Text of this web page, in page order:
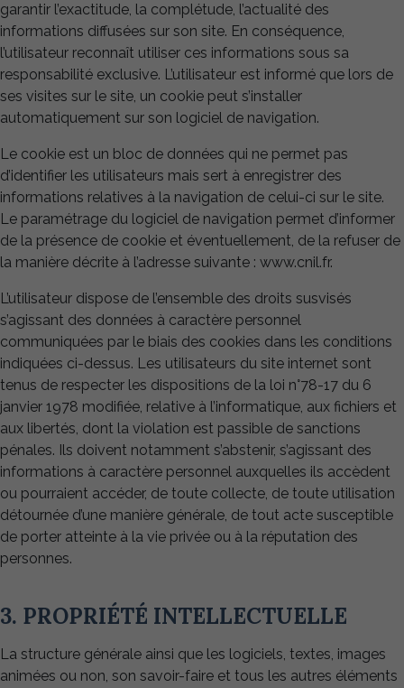
garantir l’exactitude, la complétude, l’actualité des
informations diffusées sur son site. En conséquence,
l’utilisateur reconnaît utiliser ces informations sous sa
responsabilité exclusive. L’utilisateur est informé que lors de
ses visites sur le site, un cookie peut s’installer
automatiquement sur son logiciel de navigation.
Le cookie est un bloc de données qui ne permet pas
d’identifier les utilisateurs mais sert à enregistrer des
informations relatives à la navigation de celui-ci sur le site.
Le paramétrage du logiciel de navigation permet d’informer
de la présence de cookie et éventuellement, de la refuser de
la manière décrite à l’adresse suivante : www.cnil.fr.
L’utilisateur dispose de l’ensemble des droits susvisés
s’agissant des données à caractère personnel
communiquées par le biais des cookies dans les conditions
indiquées ci-dessus. Les utilisateurs du site internet sont
tenus de respecter les dispositions de la loi n°78-17 du 6
janvier 1978 modifiée, relative à l’informatique, aux fichiers et
aux libertés, dont la violation est passible de sanctions
pénales. Ils doivent notamment s’abstenir, s’agissant des
informations à caractère personnel auxquelles ils accèdent
ou pourraient accéder, de toute collecte, de toute utilisation
détournée d’une manière générale, de tout acte susceptible
de porter atteinte à la vie privée ou à la réputation des
personnes.
3. PROPRIÉTÉ INTELLECTUELLE
La structure générale ainsi que les logiciels, textes, images
animées ou non, son savoir-faire et tous les autres éléments